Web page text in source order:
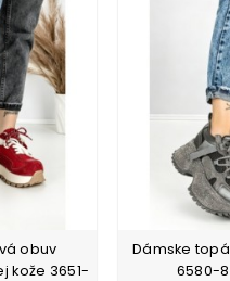
obuv
kože 3651-
Dámske
6580-